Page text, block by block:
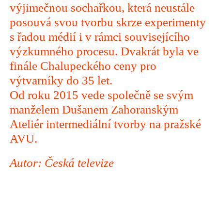
výjimečnou sochařkou, která neustále
posouvá svou tvorbu skrze experimenty
s řadou médií i v rámci souvisejícího
výzkumného procesu. Dvakrát byla ve
finále Chalupeckého ceny pro
výtvarníky do 35 let.
Od roku 2015 vede společně se svým
manželem Dušanem Zahoranským
Ateliér intermediální tvorby na pražské
AVU.
Autor: Česká televize